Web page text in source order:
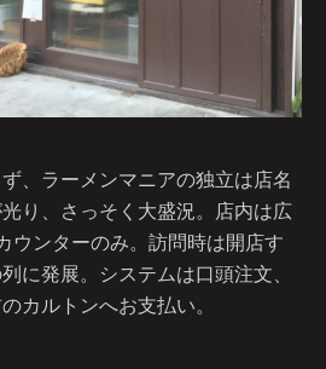
、ラーメンマニアの独立は店名
り、さっそく大盛況。店内は広
ウンターのみ。訪問時は開店す
に発展。システムは口頭注文、
カルトンへお支払い。